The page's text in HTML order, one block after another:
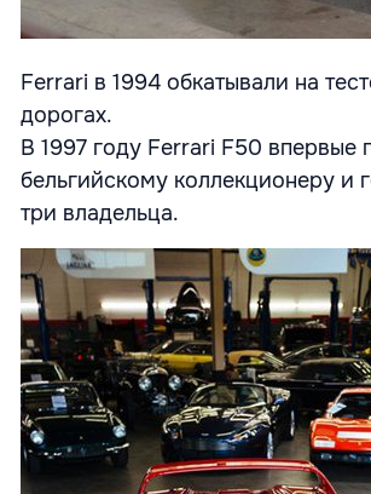
Ferrari в 1994 обкатывали на
дорогах.
В 1997 году Ferrari F50 впервые
бельгийскому коллекционеру
три владельца.